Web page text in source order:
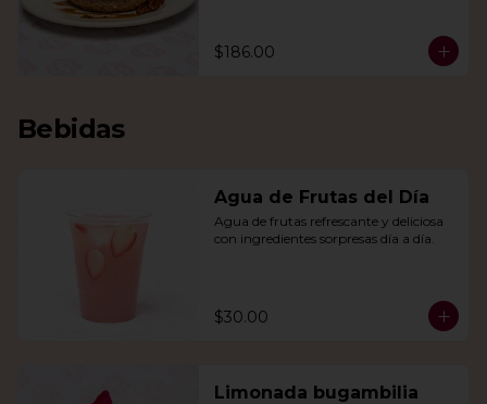
$186.00
Bebidas
Agua de Frutas del Día
Agua de frutas refrescante y deliciosa
con ingredientes sorpresas día a día.
$30.00
Limonada bugambilia